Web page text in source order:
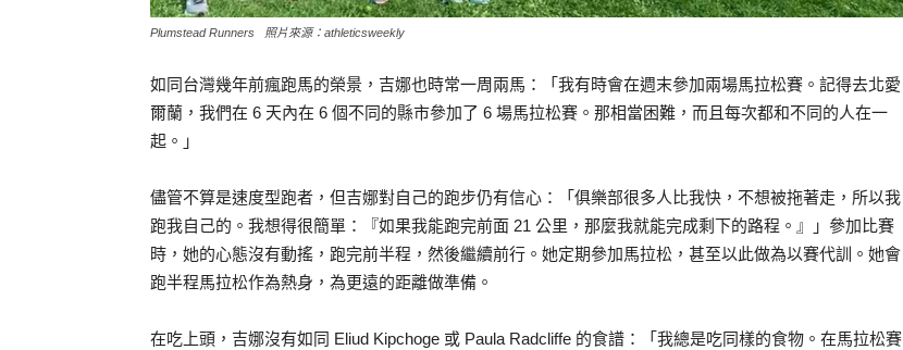
Plumstead Runners 照片來源：athleticsweekly
如同台灣幾年前瘋跑馬的榮景，吉娜也時常一周兩馬：「我有時會在週末參加兩場馬拉松賽。記得去北愛
爾蘭，我們在 6 天內在 6 個不同的縣市參加了 6 場馬拉松賽。那相當困難，而且每次都和不同的人在一
起。」
儘管不算是速度型跑者，但吉娜對自己的跑步仍有信心：「俱樂部很多人比我快，不想被拖著走，所以我
跑我自己的。我想得很簡單：『如果我能跑完前面 21 公里，那麼我就能完成剩下的路程。』」參加比賽
時，她的心態沒有動搖，跑完前半程，然後繼續前行。她定期參加馬拉松，甚至以此做為以賽代訓。她會
跑半程馬拉松作為熱身，為更遠的距離做準備。
在吃上頭，吉娜沒有如同 Eliud Kipchoge 或 Paula Radcliffe 的食譜：「我總是吃同樣的食物。在馬拉松賽